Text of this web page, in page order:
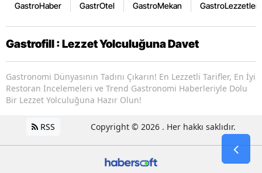
GastroHaber GastrOtel GastroMekan GastroLezzetler
Gastrofill : Lezzet Yolculuğuna Davet
Gastronomi Dünyasının Tadını Çıkarın! En Lezzetli Tarifler, En İyi
Restoran İncelemeleri ve Trend Gastronomi Haberleriyle Dolu
Bir Lezzet Yolculuğuna Hazır Olun!
RSS Copyright © 2026 . Her hakkı saklıdır.